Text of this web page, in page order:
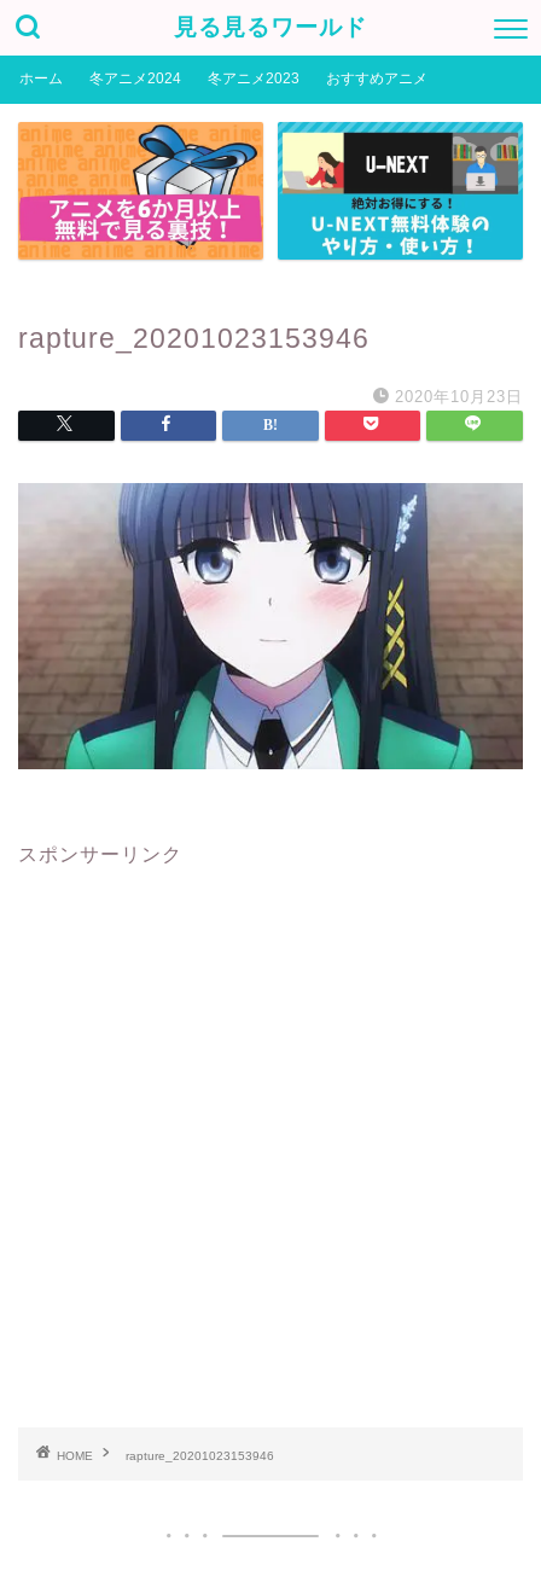
見る見るワールド
ホーム 冬アニメ2024 冬アニメ2023 おすすめアニメ
rapture_20201023153946
2020年10月23日
スポンサーリンク
HOME rapture_20201023153946